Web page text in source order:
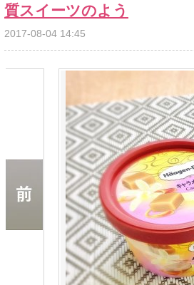
質スイーツのよう
2017-08-04 14:45